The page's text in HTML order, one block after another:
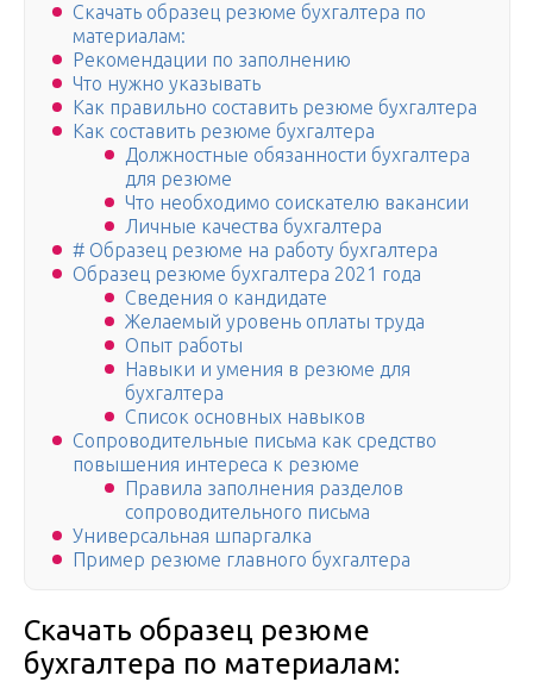
Скачать образец резюме бухгалтера по
материалам:
Рекомендации по заполнению
Что нужно указывать
Как правильно составить резюме бухгалтера
Как составить резюме бухгалтера
Должностные обязанности бухгалтера
для резюме
Что необходимо соискателю вакансии
Личные качества бухгалтера
# Образец резюме на работу бухгалтера
Образец резюме бухгалтера 2021 года
Сведения о кандидате
Желаемый уровень оплаты труда
Опыт работы
Навыки и умения в резюме для
бухгалтера
Список основных навыков
Сопроводительные письма как средство
повышения интереса к резюме
Правила заполнения разделов
сопроводительного письма
Универсальная шпаргалка
Пример резюме главного бухгалтера
Скачать образец резюме
бухгалтера по материалам: